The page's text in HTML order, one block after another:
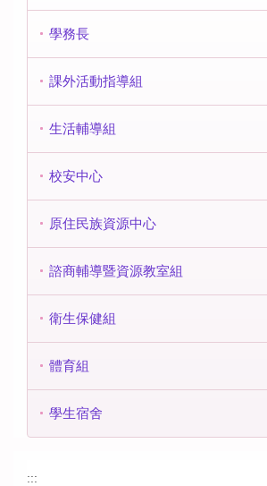
學務長
課外活動指導組
生活輔導組
校安中心
原住民族資源中心
諮商輔導暨資源教室組
衛生保健組
體育組
學生宿舍
:::